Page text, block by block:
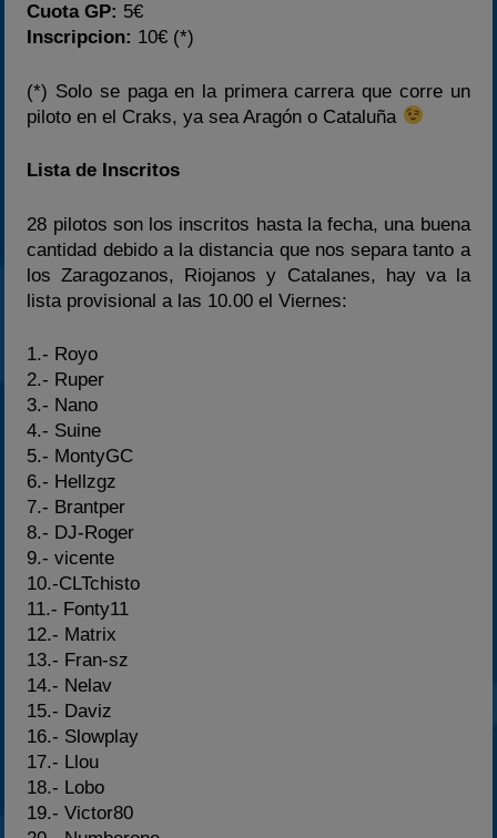
Cuota GP: 5€
Inscripcion: 10€ (*)
(*) Solo se paga en la primera carrera que corre un
piloto en el Craks, ya sea Aragón o Cataluña
Lista de Inscritos
28 pilotos son los inscritos hasta la fecha, una buena
cantidad debido a la distancia que nos separa tanto a
los Zaragozanos, Riojanos y Catalanes, hay va la
lista provisional a las 10.00 el Viernes:
1.- Royo
2.- Ruper
3.- Nano
4.- Suine
5.- MontyGC
6.- Hellzgz
7.- Brantper
8.- DJ-Roger
9.- vicente
10.-CLTchisto
11.- Fonty11
12.- Matrix
13.- Fran-sz
14.- Nelav
15.- Daviz
16.- Slowplay
17.- Llou
18.- Lobo
19.- Victor80